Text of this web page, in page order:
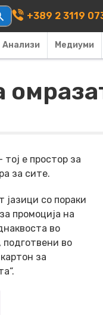
+389 2 3119
Анализи Медиуми
е простор за
за сите.
јазици со пораки
промоција на
во
подготвени во
за